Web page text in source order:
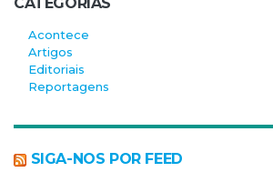
Acontece
Artigos
Editoriais
Reportagens
SIGA-NOS POR FEED